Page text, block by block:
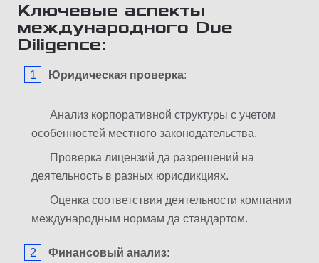
Ключевые аспекты
международного Due
Diligence:
Юридическая проверка:
Анализ корпоративной структуры с учетом
особенностей местного законодательства.
Проверка лицензий да разрешений на
деятельность в разных юрисдикциях.
Оценка соответствия деятельности компании
международным нормам да стандартом.
Финансовый анализ: